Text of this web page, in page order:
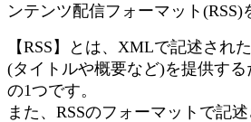
ンテンツ配信フォーマット(RSS)
【RSS】とは、XMLで記述され
(タイトルや概要など)を提供する
の1つです。
また、RSSのフォーマットで記